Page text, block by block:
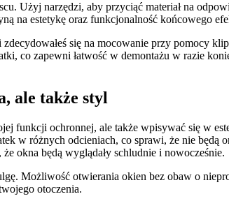
Użyj narzędzi, aby przyciąć materiał na
na estetykę oraz funkcjonalność końcowego
się na mocowanie przy pomocy
co zapewni łatwość w demontażu w razie
ale także styl
funkcji ochronnej, ale także wpisywać się w
w różnych odcieniach, co sprawi, że nie będą
okna będą wyglądały schludnie i nowocześnie.
Możliwość otwierania okien bez obaw o
otoczenia.